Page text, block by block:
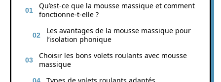
Qu’est-ce que la mousse massique et comment
fonctionne-t-elle ?
Les avantages de la mousse massique pour
l’isolation phonique
Choisir les bons volets roulants avec mousse
massique
Types de volets roulants adaptés